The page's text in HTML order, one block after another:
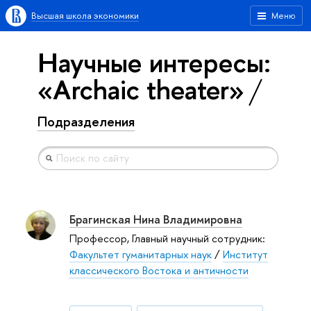
Меню
Высшая школа экономики
Научные интересы:
«Archaic theater»
Подразделения
Брагинская Нина Владимировна
Профессор, Главный научный сотрудник:
Факультет гуманитарных наук/Институт
классического Востока и античности